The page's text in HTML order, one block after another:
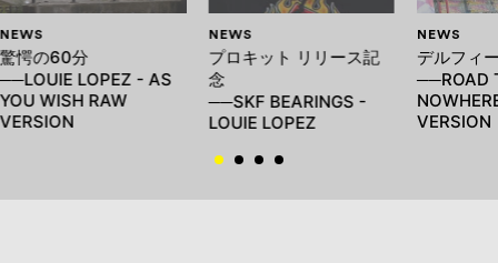
NEWS
驚愕の60分
──LOUIE LOPEZ - AS
YOU WISH RAW
VERSION
NEWS
プロキット リリース記
念
──SKF BEARINGS -
LOUIE LOPEZ
NEWS
デルフィ
──ROAD
VERSION